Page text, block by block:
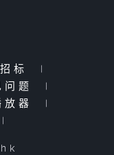
招标
|
问题
|
放器
|
|